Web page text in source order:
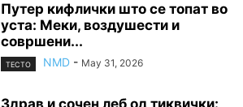
Путер кифлички што се топат во
уста: Меки, воздушести и
совршени...
ТЕСТО NMD - May 31, 2026
Здрав и сочен леб од тиквички: